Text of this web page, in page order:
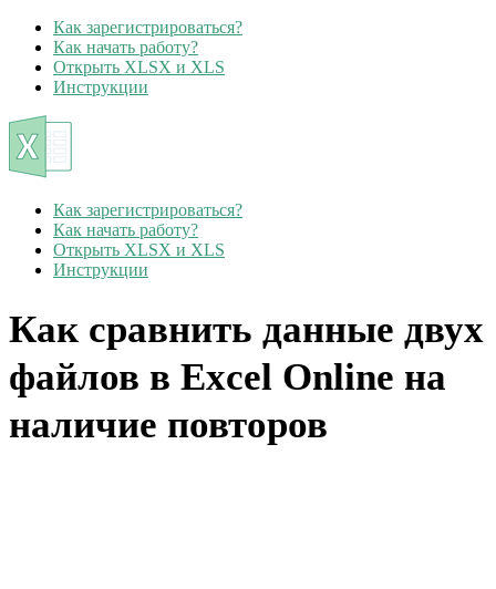
Как зарегистрироваться?
Как начать работу?
Открыть XLSX и XLS
Инструкции
Как зарегистрироваться?
Как начать работу?
Открыть XLSX и XLS
Инструкции
Как сравнить данные двух
файлов в Excel Online на
наличие повторов